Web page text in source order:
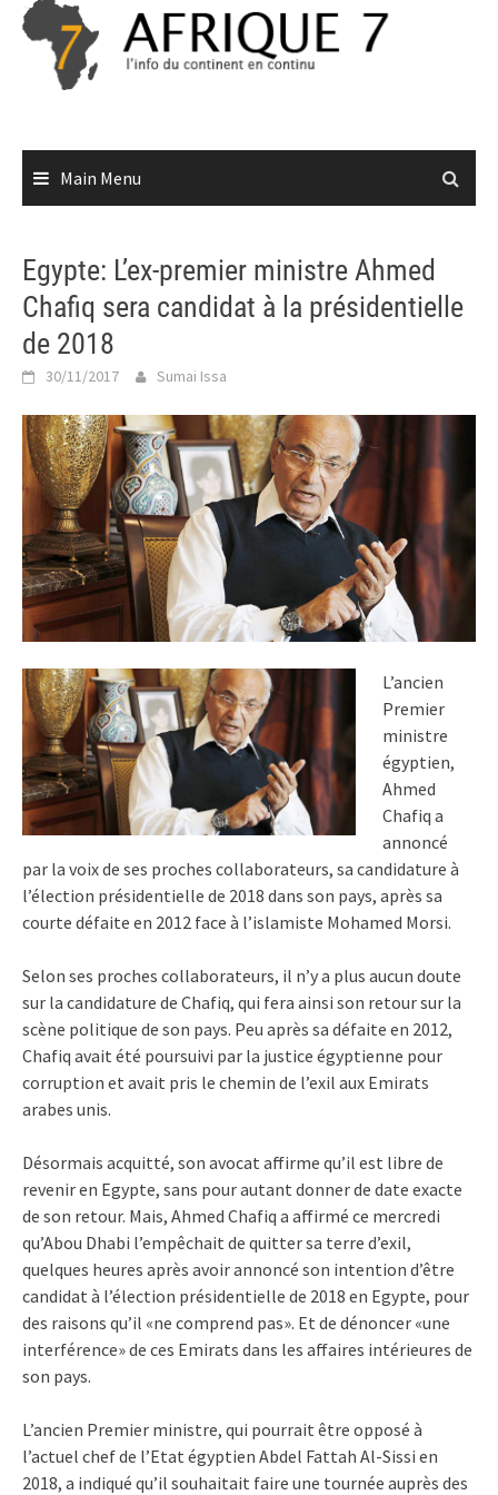
Skip
content
Main Menu
Egypte: L’ex-premier ministre Ahmed
Chafiq sera candidat à la présidentielle
de 2018
30/11/2017 Sumai Issa
L’ancien
Premier
ministre
égyptien,
Ahmed
Chafiq a
annoncé
par la voix de ses proches collaborateurs, sa candidature à
l’élection présidentielle de 2018 dans son pays, après sa
courte défaite en 2012 face à l’islamiste Mohamed Morsi.
Selon ses proches collaborateurs, il n’y a plus aucun doute
sur la candidature de Chafiq, qui fera ainsi son retour sur la
scène politique de son pays. Peu après sa défaite en 2012,
Chafiq avait été poursuivi par la justice égyptienne pour
corruption et avait pris le chemin de l’exil aux Emirats
arabes unis.
Désormais acquitté, son avocat affirme qu’il est libre de
revenir en Egypte, sans pour autant donner de date exacte
de son retour. Mais, Ahmed Chafiq a affirmé ce mercredi
qu’Abou Dhabi l’empêchait de quitter sa terre d’exil,
quelques heures après avoir annoncé son intention d’être
candidat à l’élection présidentielle de 2018 en Egypte, pour
des raisons qu’il «ne comprend pas». Et de dénoncer «une
interférence» de ces Emirats dans les affaires intérieures de
son pays.
L’ancien Premier ministre, qui pourrait être opposé à
l’actuel chef de l’Etat égyptien Abdel Fattah Al-Sissi en
2018, a indiqué qu’il souhaitait faire une tournée auprès des